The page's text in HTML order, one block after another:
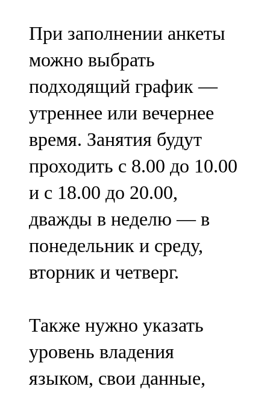
107,7 FM
Чистай
103,0 FM
Чүпрәле
91,0 FM
Шәмәрдән
102,3 FM
Яңа чишмә
107,0 FM
Яр Чаллы
При заполнении анкеты
можно выбрать
подходящий график —
утреннее или вечернее
время. Занятия будут
проходить с 8.00 до 10.00
и с 18.00 до 20.00,
дважды в неделю — в
понедельник и среду,
вторник и четверг.
Также нужно указать
уровень владения
языком, свои данные,